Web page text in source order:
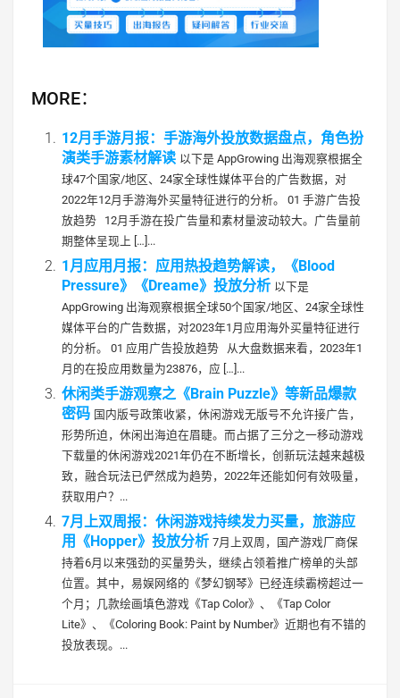
MORE：
12月手游月报：手游海外投放数据盘点，角色扮
演类手游素材解读 以下是 AppGrowing 出海观察根据全
球47个国家/地区、24家全球性媒体平台的广告数据，对
2022年12月手游海外买量特征进行的分析。 01 手游广告投
放趋势 12月手游在投广告量和素材量波动较大。广告量前
期整体呈现上 […]...
1月应用月报：应用热投趋势解读，《Blood
Pressure》《Dreame》投放分析 以下是
AppGrowing 出海观察根据全球50个国家/地区、24家全球性
媒体平台的广告数据，对2023年1月应用海外买量特征进行
的分析。 01 应用广告投放趋势 从大盘数据来看，2023年1
月的在投应用数量为23876，应 […]...
休闲类手游观察之《Brain Puzzle》等新品爆款
密码 国内版号政策收紧，休闲游戏无版号不允许接广告，
形势所迫，休闲出海迫在眉睫。而占据了三分之一移动游戏
下载量的休闲游戏2021年仍在不断增长，创新玩法越来越极
致，融合玩法已俨然成为趋势，2022年还能如何有效吸量，
获取用户？...
7月上双周报：休闲游戏持续发力买量，旅游应
用《Hopper》投放分析 7月上双周，国产游戏厂商保
持着6月以来强劲的买量势头，继续占领着推广榜单的头部
位置。其中，易娱网络的《梦幻钢琴》已经连续霸榜超过一
个月；几款绘画填色游戏《Tap Color》、《Tap Color
Lite》、《Coloring Book: Paint by Number》近期也有不错的
投放表现。...